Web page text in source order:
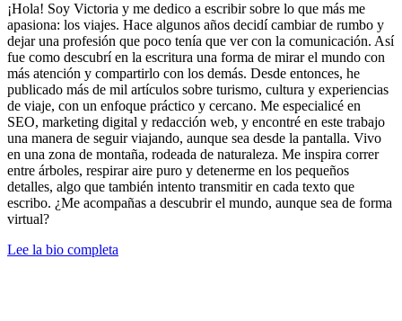
¡Hola! Soy Victoria y me dedico a escribir sobre lo que más me
apasiona: los viajes. Hace algunos años decidí cambiar de rumbo y
dejar una profesión que poco tenía que ver con la comunicación. Así
fue como descubrí en la escritura una forma de mirar el mundo con
más atención y compartirlo con los demás. Desde entonces, he
publicado más de mil artículos sobre turismo, cultura y experiencias
de viaje, con un enfoque práctico y cercano. Me especialicé en
SEO, marketing digital y redacción web, y encontré en este trabajo
una manera de seguir viajando, aunque sea desde la pantalla. Vivo
en una zona de montaña, rodeada de naturaleza. Me inspira correr
entre árboles, respirar aire puro y detenerme en los pequeños
detalles, algo que también intento transmitir en cada texto que
escribo. ¿Me acompañas a descubrir el mundo, aunque sea de forma
virtual?
Lee la bio completa